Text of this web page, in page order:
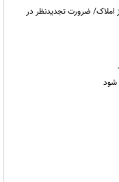
املاک/ ضرورت تجدیدنظر در
شود